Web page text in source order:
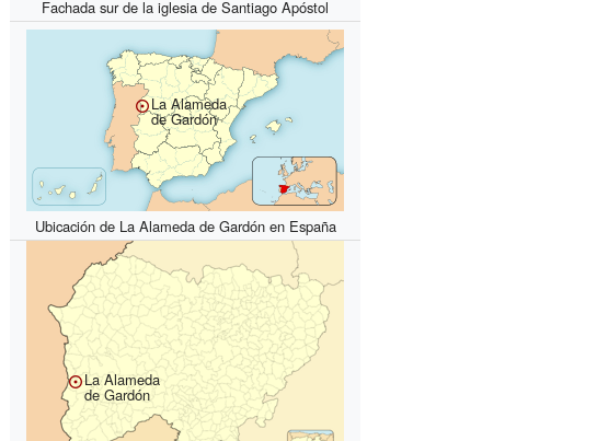
Fachada sur de la iglesia de Santiago Apóstol
La Alameda
de Gardón
Ubicación de La Alameda de Gardón en España
La Alameda
de Gardón